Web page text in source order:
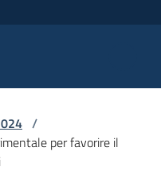
/
per favorire il